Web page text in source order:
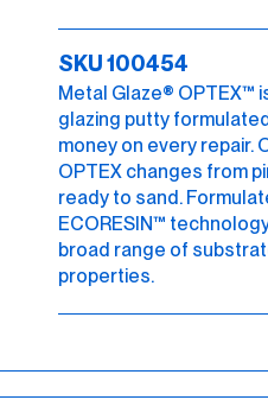
SKU 100454
Metal Glaze® OPTEX™
glazing putty
money on every repair.
OPTEX changes from
ready to sand.
ECORESIN™
broad range of
properties.